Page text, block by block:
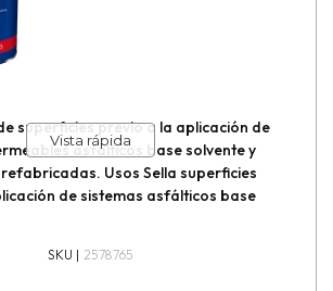
Vista rápida
superficies previo a la aplicación de
asfálticos base solvente y
Usos Sella superficies
de sistemas asfálticos base
SKU | 2578765